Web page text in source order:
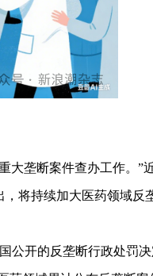
大垄断案件查办工作。”
，将持续加大医药领域反
公开的反垄断行政处罚